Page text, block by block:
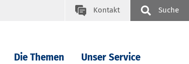
Kontakt Suche
Die Themen Unser Service